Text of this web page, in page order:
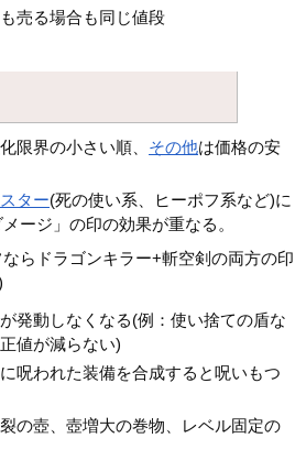
売る場合も同じ値段
限界の小さい順、 その他は価格の安
ター(死の使い系、ヒーポフ系など)に
ージ」の印の効果が重なる。
らドラゴンキラー+斬空剣の両方の印
発動しなくなる(例：使い捨ての盾な
値が減らない)
呪われた装備を合成すると呪いもつ
の壺、壺増大の巻物、レベル固定の